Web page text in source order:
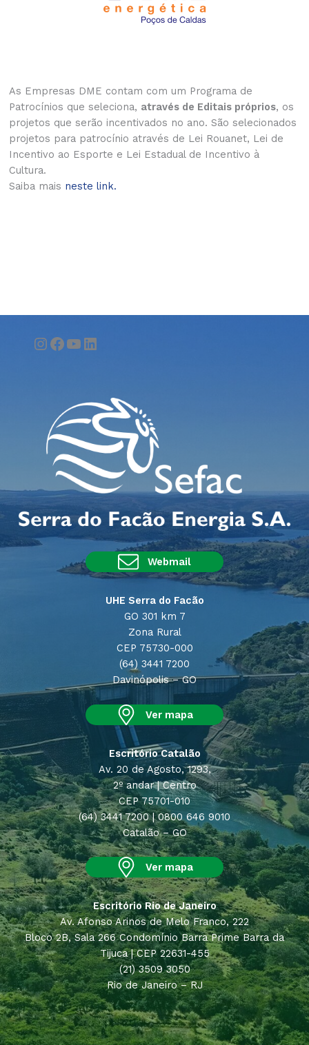
As Empresas DME contam com um Programa de
Patrocínios que seleciona, através de Editais próprios, os
projetos que serão incentivados no ano. São selecionados
projetos para patrocínio através de Lei Rouanet, Lei de
Incentivo ao Esporte e Lei Estadual de Incentivo à
Cultura.
Saiba mais neste link.
Instagram
Facebook
Youtube
LinkedIn
Webmail
UHE Serra do Facão
GO 301 km 7
Zona Rural
CEP 75730-000
(64) 3441 7200
Davinópolis – GO
Ver mapa
Escritório Catalão
Av. 20 de Agosto, 1293,
2º andar | Centro
CEP 75701-010
(64) 3441 7200 | 0800 646 9010
Catalão – GO
Ver mapa
Escritório Rio de Janeiro
Av. Afonso Arinos de Melo Franco, 222
Bloco 2B, Sala 266 Condomínio Barra Prime Barra da
Tijuca | CEP 22631-455
(21) 3509 3050
Rio de Janeiro – RJ
Ver mapa